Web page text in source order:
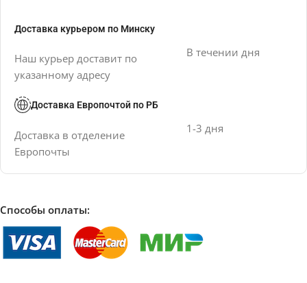
Доставка курьером по Минску
Наш курьер доставит по
указанному адресу
В течении дня
Доставка Европочтой по РБ
Доставка в отделение
Европочты
1-3 дня
Способы оплаты: